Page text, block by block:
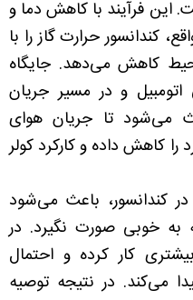
این فرآیند با کاهش دما و
کندانسور حرارت گاز را با
کاهش می‌دهد. جایگاه
و در مسیر جریان
می‌شود تا جریان هوای
را کاهش داده و کارکرد کولر
کندانسور، باعث می‌شود
به خوبی صورت نگیرد. در
کار کرده و احتمال
می‌کند. در نتیجه توصیه